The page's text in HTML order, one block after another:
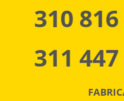
310
311